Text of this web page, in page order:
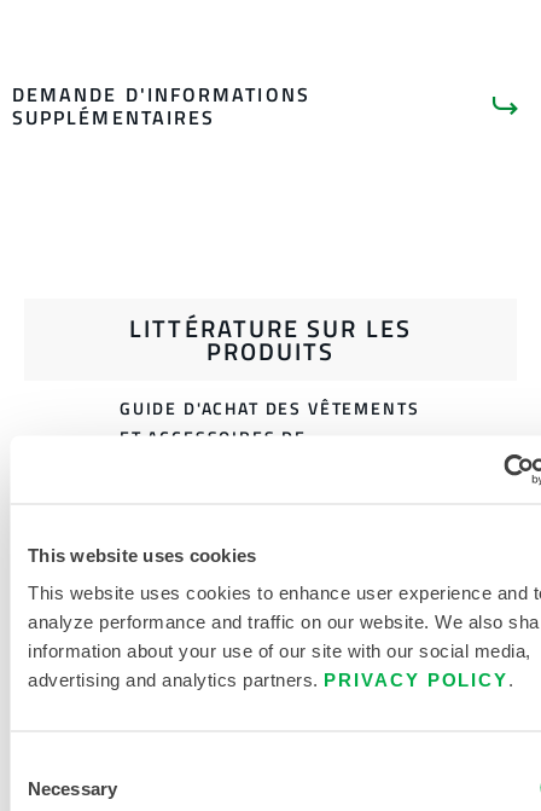
This website uses cookies
This website uses cookies to enhance user experience and
analyze performance and traffic on our website. We also
information about your use of our site with our social media,
advertising and analytics partners. PRIVACY POLICY.
Selection
Necessary
DEMANDE D'INFORMATIONS
SUPPLÉMENTAIRES
LITTÉRATURE SUR LES
PRODUITS
DOCUMENTS CONNEXES
GUIDE D'ACHAT DES VÊTEMENTS
ET ACCESSOIRES DE
TABLEAU DES TAILLES DES
CONTRE LA CHALEUR